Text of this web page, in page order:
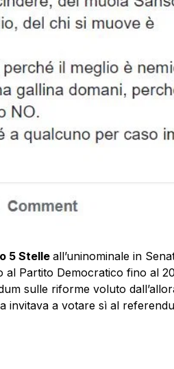
5 Stelle all’uninominale in
al Partito Democratico fino al
sulle riforme voluto
invitava a votare sì al